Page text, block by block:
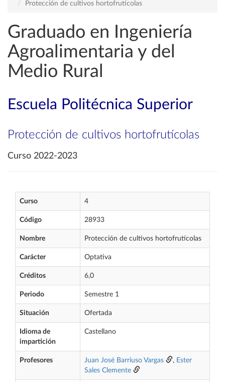
Protección de cultivos hortofrutícolas
Graduado en Ingeniería
Agroalimentaria y del
Medio Rural
Escuela Politécnica Superior
Protección de cultivos hortofrutícolas
Curso 2022-2023
Curso 4
Código 28933
Nombre Protección de cultivos hortofrutícolas
Carácter Optativa
Créditos 6,0
Periodo Semestre 1
Situación Ofertada
Idioma de
impartición
Castellano
Profesores Juan José Barriuso Vargas , Ester
Sales Clemente